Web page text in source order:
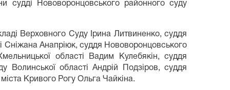
судді Нововоронцовського районного суду
Верховного Суду Ірина Литвиненко, суддя
Сніжана Анапріюк, суддя Нововоронцовського
області Вадим Кулебякін, суддя
Волинської області Андрій Подзіров, суддя
Кривого Рогу Ольга Чайкіна.